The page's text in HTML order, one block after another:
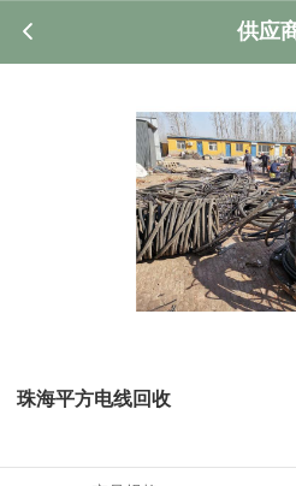
供应
珠海平方电线回收